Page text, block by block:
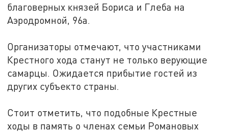
благоверных князей Бориса и Глеба на
Аэродромной, 96а.
Организаторы отмечают, что участниками
Крестного хода станут не только верующие
самарцы. Ожидается прибытие гостей из
других субъекто страны.
Стоит отметить, что подобные Крестные
ходы в память о членах семьи Романовых